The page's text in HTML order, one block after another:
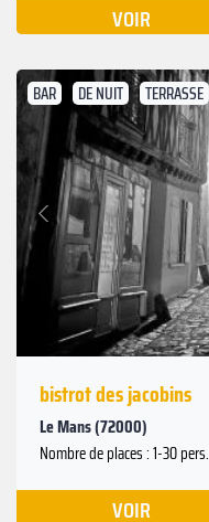
VOIR
BAR DE NUIT TERRASSE
Précédent
bistrot des jacobins
Le Mans (72000)
Nombre de places : 1-30 pers.
VOIR